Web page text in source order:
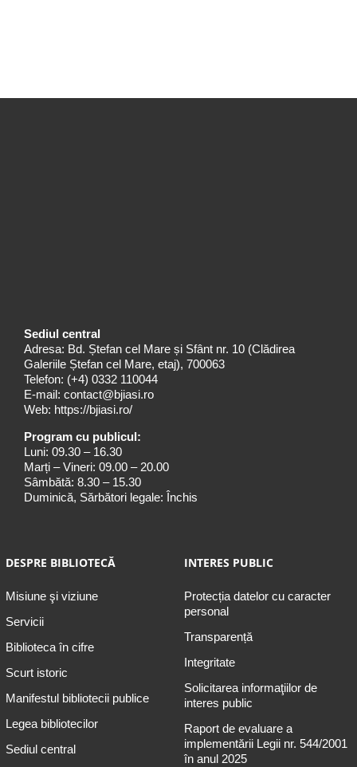
Sediul central
Adresa: Bd. Ștefan cel Mare și Sfânt nr. 10 (Clădirea
Galeriile Ștefan cel Mare, etaj), 700063
Telefon: (+4) 0332 110044
E-mail: contact@bjiasi.ro
Web: https://bjiasi.ro/
Program cu publicul:
Luni: 09.30 – 16.30
Marți – Vineri: 09.00 – 20.00
Sâmbătă: 8.30 – 15.30
Duminică, Sărbători legale: Închis
DESPRE BIBLIOTECĂ
Misiune şi viziune
Servicii
Biblioteca în cifre
Scurt istoric
Manifestul bibliotecii publice
Legea bibliotecilor
Sediul central
INTERES PUBLIC
Protecția datelor cu caracter
personal
Transparență
Integritate
Solicitarea informaţiilor de
interes public
Raport de evaluare a
implementării Legii nr. 544/2001
în anul 2025